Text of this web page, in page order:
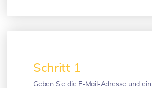
Schritt 1
Geben Sie die E-Mail-Adresse und